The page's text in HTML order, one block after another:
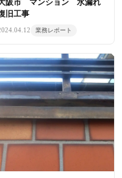
阪市 マンション 水漏れ
旧工事
業務レポート